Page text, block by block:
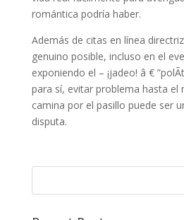
romántica podría haber.
Además de citas en línea
genuino posible, incluso en el
exponiendo el – ¡jadeo! â €
para sí, evitar problema hasta el
camina por el pasillo puede ser
disputa.